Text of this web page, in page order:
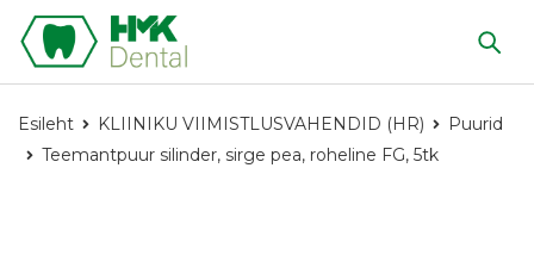
Esileht KLIINIKU VIIMISTLUSVAHENDID (HR)
Puurid
Teemantpuur silinder, sirge pea, roheline FG, 5tk